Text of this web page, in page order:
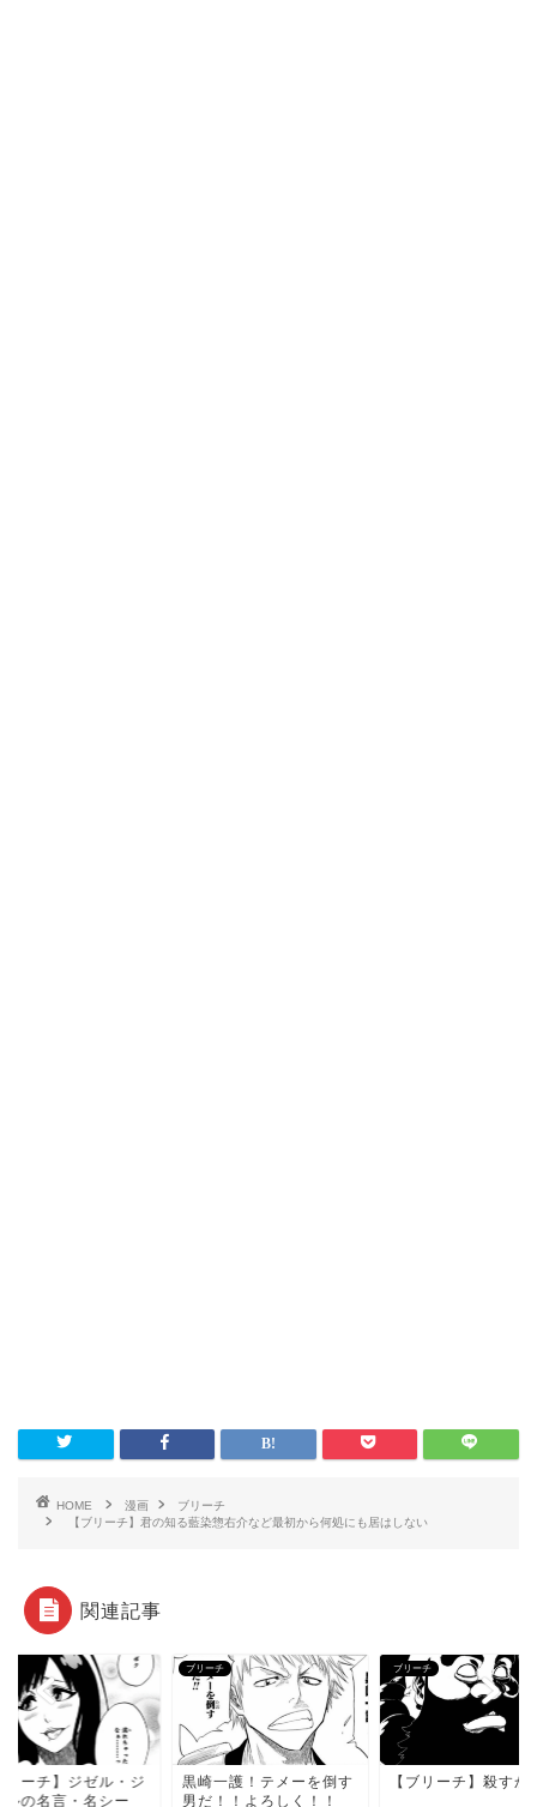
HOME 漫画
ブリーチ
【ブリーチ】君の知る藍染惣右介など最初から何処にも居はしない
関連記事
リーチ】ジゼル・ジ
ルの名言・名シー
ブリーチ
黒崎一護！テメーを倒す
男だ！！よろしく！！
ブリーチ
【ブリーチ】殺すか